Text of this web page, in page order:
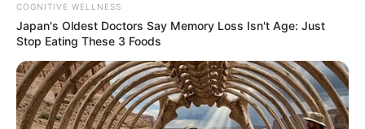
COGNITIVE WELLNESS
Japan's Oldest Doctors Say Me​mory Lo​ss Isn't Age: Just
Stop Eating These 3 Foods